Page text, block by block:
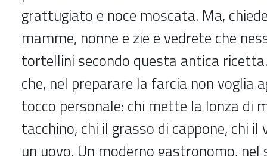
grattugiato e noce moscata. Ma,
mamme, nonne e zie e vedrete che
tortellini secondo questa antica ricetta.
che, nel preparare la farcia non voglia
tocco personale: chi mette la lonza di
tacchino, chi il grasso di cappone, chi
un uovo. Un moderno gastronomo, nel